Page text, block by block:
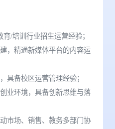
/培训行业招生运营经验；
，精通新媒体平台的内容运
具备校区运营管理经验；
业环境，具备创新思维与落
市场、销售、教务多部门协